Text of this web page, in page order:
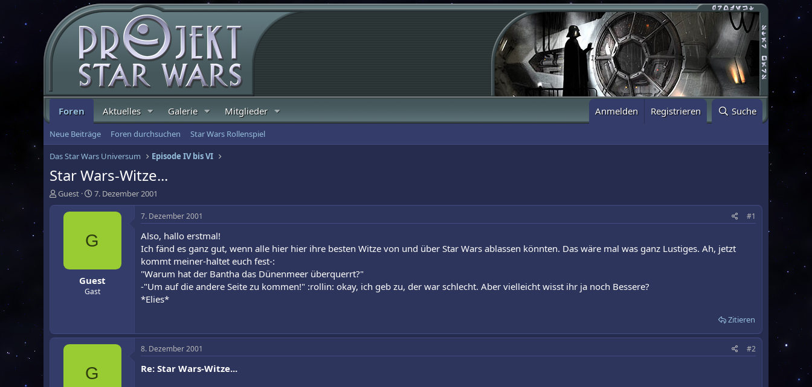
Foren Aktuelles Galerie Mitglieder Anmelden Registrieren Suche
Neue Beiträge Foren durchsuchen Star Wars Rollenspiel
Das Star Wars Universum Episode IV bis VI
Star Wars-Witze...
E
r
Guest
E
r
s
e
l
t
a
m
7. Dezember 2001
G
Guest
Gast
7. Dezember 2001 #1
Also, hallo erstmal!
Ich fänd es ganz gut, wenn alle hier hier ihre besten Witze von und über Star Wars ablassen könnten. Das wäre mal was ganz Lustiges. Ah, jetzt
kommt meiner-haltet euch fest-:
"Warum hat der Bantha das Dünenmeer überquerrt?"
-"Um auf die andere Seite zu kommen!" :rollin: okay, ich geb zu, der war schlecht. Aber vielleicht wisst ihr ja noch Bessere?
*Elies*
Zitieren
G
8. Dezember 2001 #2
Re: Star Wars-Witze...